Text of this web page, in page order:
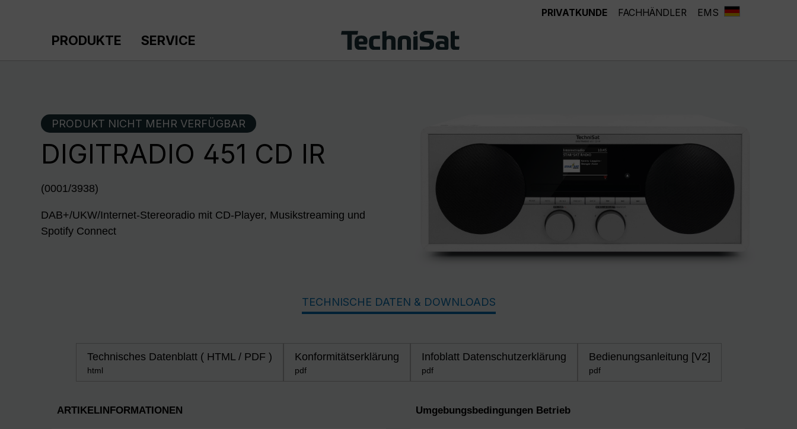
PRIVATKUNDE FACHHÄNDLER EMS
PRODUKTE SERVICE
PRODUKT NICHT MEHR VERFÜGBAR
DIGITRADIO 451 CD IR
(0001/3938)
DAB+/UKW/Internet-Stereoradio mit CD-Player, Musikstreaming und
Spotify Connect
TECHNISCHE DATEN & DOWNLOADS
Technisches Datenblatt ( HTML / PDF )
html
Konformitätserklärung
pdf
Infoblatt Datenschutzerklärung
pdf
Bedienungsanleitung [V2]
pdf
ARTIKELINFORMATIONEN Umgebungsbedingungen Betrieb